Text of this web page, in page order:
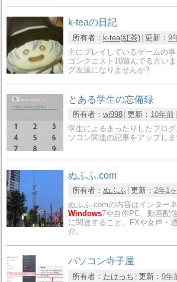
k-teaの日記
所有者： k-tea(紅茶) 更新： 9
主にプレイしているゲームの
ゴンクエスト10遊んでる方い
グ友達になりませんか?
とある学生の忘備録
所有者： wi998 更新： 10年前
学生によるまったりしたブロ
ソコン関連の記事をアップしま
ぬふふ.com
所有者： ぬふふ 更新： 2年1
ぬふふ.comの内容はインター
Windows7や自作PC、動画配
に関連すること、FXや女声・
介。
パソコン寺子屋
所有者： たけっち 更新： 9年